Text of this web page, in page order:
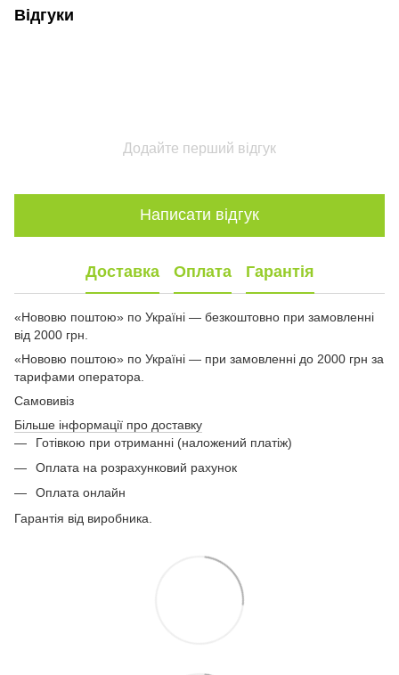
Відгуки
Додайте перший відгук
Написати відгук
Доставка Оплата Гарантія
«Нововю поштою» по Україні — безкоштовно при замовленні
від 2000 грн.
«Нововю поштою» по Україні — при замовленні до 2000 грн за
тарифами оператора.
Самовивіз
Більше інформації про доставку
Готівкою при отриманні (наложений платіж)
Оплата на розрахунковий рахунок
Оплата онлайн
Гарантія від виробника.